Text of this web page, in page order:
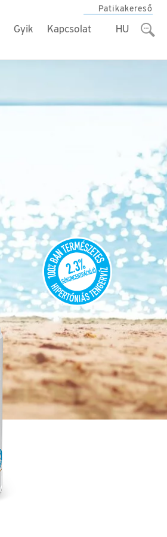
Gyik Kapcsolat
Patikakereső
HU